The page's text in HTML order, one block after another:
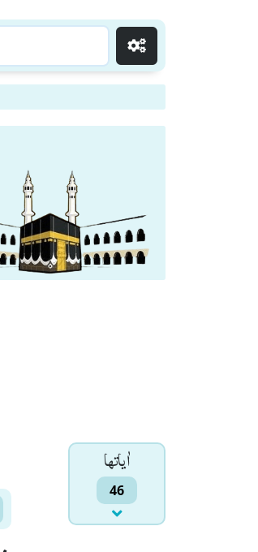
اٰياتها
46